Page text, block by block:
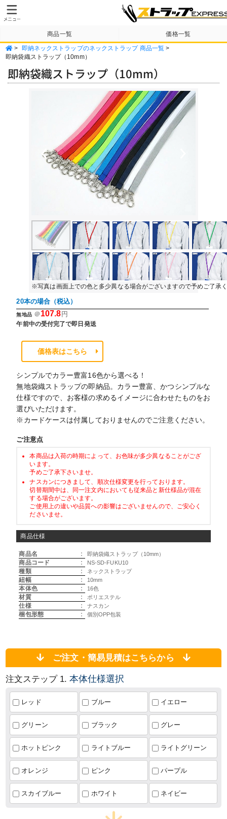
商品一覧 価格一覧
納期・送料について テンプレート
> 即納ネックストラップのネックストラップ 商品一覧 >
即納袋織ストラップ（10mm）
即納袋織ストラップ（10mm）
Previous
※写真は画面上での色と多少異なる場合がございますので予めご了承
20本の場合（税込）
無地品 ＠107.8 円
午前中の受付完了で即日発送
価格表はこちら
シンプルでカラー豊富16色から選べる！
無地袋織ストラップの即納品。カラー豊富、かつシンプルな
仕様ですので、お客様の求めるイメージに合わせたものをお
選びいただけます。
※カードケースは付属しておりませんのでご注意ください。
ご注意点
本商品は入荷の時期によって、お色味が多少異なることがござ
います。
予めご了承下さいませ。
ナスカンにつきまして、順次仕様変更を行っております。
切替期間中は、同一注文内においても従来品と新仕様品が混在
する場合がございます。
ご使用上の違いや品質への影響はございませんので、ご安心く
ださいませ。
商品仕様
商品名 : 即納袋織ストラップ（10mm）
商品コード : NS-SD-FUKU10
種類 : ネックストラップ
紐幅 : 10mm
本体色 : 16色
材質 : ポリエステル
仕様 : ナスカン
梱包形態 : 個別OPP包装
ご注文・簡易見積はこちらから
注文ステップ 1.本体仕様選択
レッド ブルー イエロー
グリーン ブラック グレー
ホットピンク ライトブルー ライトグリーン
オレンジ ピンク パープル
スカイブルー ホワイト ネイビー